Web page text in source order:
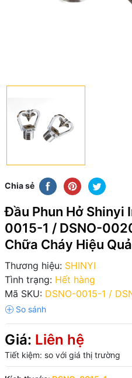
Chia sẻ
Đầu Phun Hở Shinyi
0015-1 / DSNO-
Chữa Cháy Hiệu
Thương hiệu: SHINYI
Tình trạng: Hết hàng
Mã SKU: DSNO-0015-1 /
Giá: Liên hệ
Tiết kiệm: so với giá thị trường